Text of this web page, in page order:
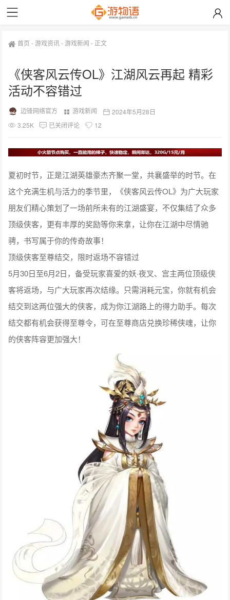
首页 -游戏资讯-游戏新闻 - 正文
《侠客风云传OL》江湖风云再起 精彩
活动不容错过
边锋网络官方 游戏新闻
2024年5月28日
3.25K
已关闭评论 12
夏初时节，正是江湖英雄豪杰齐聚一堂，共襄盛举的时节。在
这个充满生机与活力的季节里，《侠客风云传OL》为广大玩家
朋友们精心策划了一场前所未有的江湖盛宴，不仅集结了众多
顶级侠客，更有丰厚的奖励等你来拿，让你在江湖中尽情驰
骋，书写属于你的传奇故事！
顶级侠客至尊结交，限时返场不容错过
5月30日至6月2日，备受玩家喜爱的妖·夜叉、宫主两位顶级侠
客将返场，与广大玩家再次结缘。只需消耗元宝，你就有机会
结交到这两位强大的侠客，成为你江湖路上的得力助手。每次
结交都有机会获得至尊令，可在至尊商店兑换珍稀侠魂，让你
的侠客阵容更加强大！